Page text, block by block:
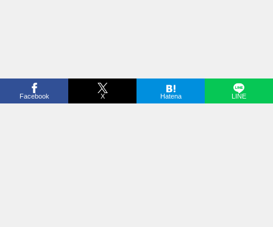
Facebook X Hatena LINE